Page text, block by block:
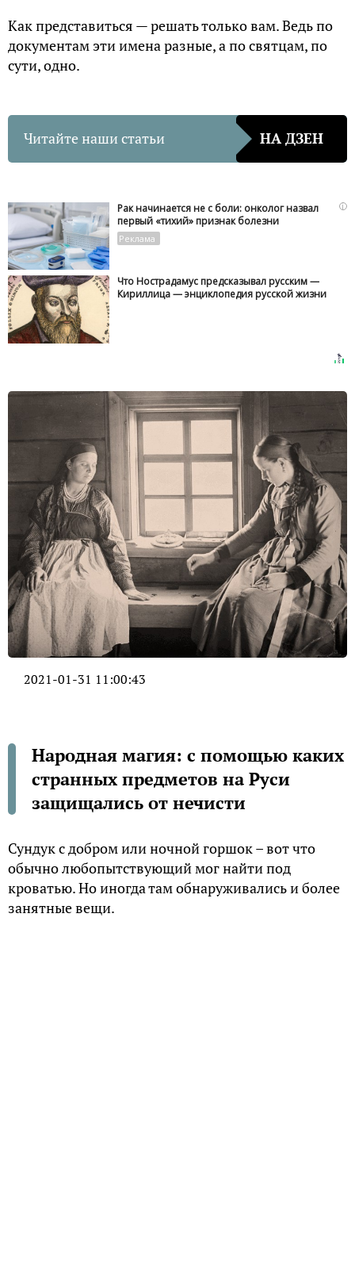
Как представиться — решать только вам. Ведь по
документам эти имена разные, а по святцам, по
сути, одно.
Читайте наши статьи НА ДЗЕН
i
Рак начинается не с боли: онколог назвал
первый «тихий» признак болезни
Что Нострадамус предсказывал русским —
Кириллица — энциклопедия русской жизни
2021-01-31 11:00:43
Народная магия: с помощью каких
странных предметов на Руси
защищались от нечисти
Сундук с добром или ночной горшок – вот что
обычно любопытствующий мог найти под
кроватью. Но иногда там обнаруживались и более
занятные вещи.